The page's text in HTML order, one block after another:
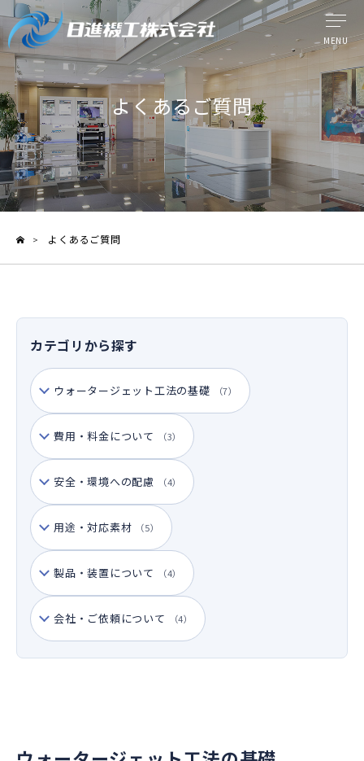
MENU
ウォータージェット工法
提供サービス
日進機工の技術力
ケーススタディ
会社情報
採用情報
お問い合わせ
JP
よくあるご質問
> よくあるご質問
カテゴリから探す
ウォータージェット工法の基礎 （7）
費用・料金について （3）
安全・環境への配慮 （4）
用途・対応素材 （5）
製品・装置について （4）
会社・ご依頼について （4）